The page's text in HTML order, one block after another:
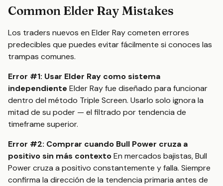
Common Elder Ray Mistakes
Los traders nuevos en Elder Ray cometen errores
predecibles que puedes evitar fácilmente si conoces las
trampas comunes.
Error #1: Usar Elder Ray como sistema
independiente Elder Ray fue diseñado para funcionar
dentro del método Triple Screen. Usarlo solo ignora la
mitad de su poder — el filtrado por tendencia de
timeframe superior.
Error #2: Comprar cuando Bull Power cruza a
positivo sin más contextoEn mercados bajistas, Bull
Power cruza a positivo constantemente y falla. Siempre
confirma la dirección de la tendencia primaria antes de